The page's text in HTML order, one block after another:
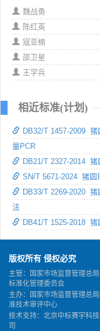
魏战勇
陈红英
寇亚楠
邵卫星
王学兵
相近标准(计划)
DB32/T 1457-2009
量PCR
DB21/T 2327-2014
SN/T 5671-2024 猪圆
DB33/T 2269-2020
法
DB41/T 1525-2018
版权所有 侵权必究
主管：国家市场监督管理总
标准化管理委员会
主办：国家市场监督管理总
准技术审评中心
技术支持：北京中标赛宇科
司